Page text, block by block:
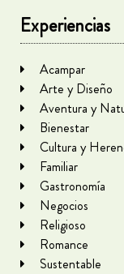
Experiencias
Acampar
Arte y Diseño
Aventura y
Bienestar
Cultura y
Familiar
Gastronomía
Negocios
Religioso
Romance
Sustentable